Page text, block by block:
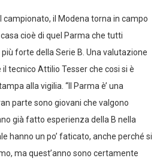
campionato, il Modena torna in campo
cioè di quel Parma che tutti
forte della Serie B. Una valutazione
tecnico Attilio Tesser che cosi si è
alla vigilia. “Il Parma è’ una
parte sono giovani che valgono
già fatto esperienza della B nella
hanno un po’ faticato, anche perché si
ma quest’anno sono certamente